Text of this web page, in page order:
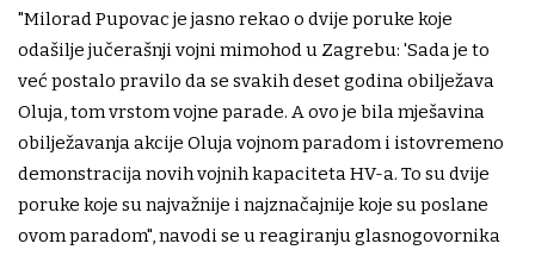
"Milorad Pupovac je jasno rekao o dvije poruke koje
odašilje jučerašnji vojni mimohod u Zagrebu: 'Sada je to
već postalo pravilo da se svakih deset godina obilježava
Oluja, tom vrstom vojne parade. A ovo je bila mješavina
obilježavanja akcije Oluja vojnom paradom i istovremeno
demonstracija novih vojnih kapaciteta HV-a. To su dvije
poruke koje su najvažnije i najznačajnije koje su poslane
ovom paradom", navodi se u reagiranju glasnogovornika